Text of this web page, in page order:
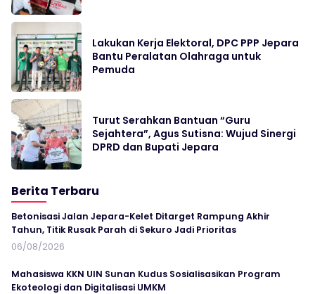
Lakukan Kerja Elektoral, DPC PPP Jepara
Bantu Peralatan Olahraga untuk
Pemuda
Turut Serahkan Bantuan “Guru
Sejahtera”, Agus Sutisna: Wujud Sinergi
DPRD dan Bupati Jepara
Berita Terbaru
Betonisasi Jalan Jepara-Kelet Ditarget Rampung Akhir
Tahun, Titik Rusak Parah di Sekuro Jadi Prioritas
06/08/2026
Mahasiswa KKN UIN Sunan Kudus Sosialisasikan Program
Ekoteologi dan Digitalisasi UMKM